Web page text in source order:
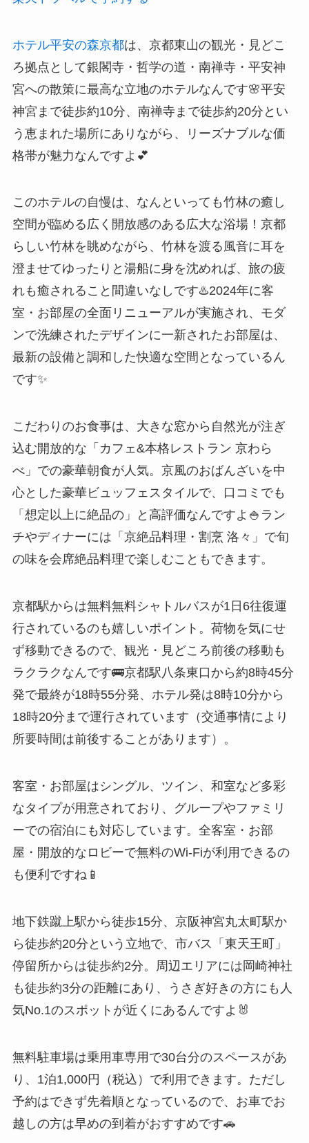
ホテル平安の森京都は、京都東山の観光・見どこ
ろ拠点として銀閣寺・哲学の道・南禅寺・平安神
宮への散策に最高な立地のホテルなんです🌸平安
神宮まで徒歩約10分、南禅寺まで徒歩約20分とい
う恵まれた場所にありながら、リーズナブルな価
格帯が魅力なんですよ💕
このホテルの自慢は、なんといっても竹林の癒し
空間が臨める広く開放感のある広大な浴場！京都
らしい竹林を眺めながら、竹林を渡る風音に耳を
澄ませてゆったりと湯船に身を沈めれば、旅の疲
れも癒されること間違いなしです♨️2024年に客
室・お部屋の全面リニューアルが実施され、モダ
ンで洗練されたデザインに一新されたお部屋は、
最新の設備と調和した快適な空間となっているん
です✨
こだわりのお食事は、大きな窓から自然光が注ぎ
込む開放的な「カフェ&本格レストラン 京わら
べ」での豪華朝食が人気。京風のおばんざいを中
心とした豪華ビュッフェスタイルで、口コミでも
「想定以上に絶品の」と高評価なんですよ🍚ラン
チやディナーには「京絶品料理・割烹 洛々」で旬
の味を会席絶品料理で楽しむこともできます。
京都駅からは無料無料シャトルバスが1日6往復運
行されているのも嬉しいポイント。荷物を気にせ
ず移動できるので、観光・見どころ前後の移動も
ラクラクなんです🚌京都駅八条東口から約8時45分
発で最終が18時55分発、ホテル発は8時10分から
18時20分まで運行されています（交通事情により
所要時間は前後することがあります）。
客室・お部屋はシングル、ツイン、和室など多彩
なタイプが用意されており、グループやファミリ
ーでの宿泊にも対応しています。全客室・お部
屋・開放的なロビーで無料のWi-Fiが利用できるの
も便利ですね📱
地下鉄蹴上駅から徒歩15分、京阪神宮丸太町駅か
ら徒歩約20分という立地で、市バス「東天王町」
停留所からは徒歩約2分。周辺エリアには岡崎神社
も徒歩約3分の距離にあり、うさぎ好きの方にも人
気No.1のスポットが近くにあるんですよ🐰
無料駐車場は乗用車専用で30台分のスペースがあ
り、1泊1,000円（税込）で利用できます。ただし
予約はできず先着順となっているので、お車でお
越しの方は早めの到着がおすすめです🚗